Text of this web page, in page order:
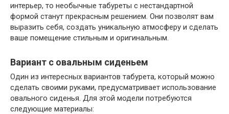
интерьер, то необычные табуреты с нестандартной
формой станут прекрасным решением. Они позволят вам
выразить себя, создать уникальную атмосферу и сделать
ваше помещение стильным и оригинальным.
Вариант с овальным сиденьем
Один из интересных вариантов табурета, который можно
сделать своими руками, предусматривает использование
овального сиденья. Для этой модели потребуются
следующие материалы: